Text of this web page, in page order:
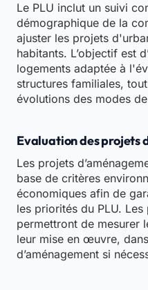
Le PLU inclut un suivi
démographique de la
ajuster les projets
habitants. L’objectif est
logements adaptée à
structures familiales,
évolutions des modes
Evaluation des projets
Les projets
base de critères
économiques afin de
les priorités du PLU. Les
permettront de mesurer
leur mise en œuvre,
d’aménagement si